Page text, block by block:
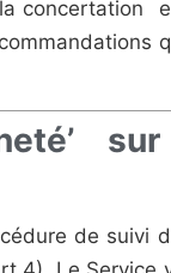
concertation
de suivi